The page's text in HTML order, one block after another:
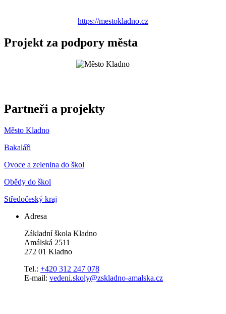
https://mestokladno.cz
Projekt za podpory města
Partneři a projekty
Město Kladno
Bakaláři
Ovoce a zelenina do škol
Obědy do škol
Středočeský kraj
Adresa
Základní škola Kladno
Amálská 2511
272 01 Kladno
Tel.: +420 312 247 078
E-mail: vedeni.skoly@zskladno-amalska.cz